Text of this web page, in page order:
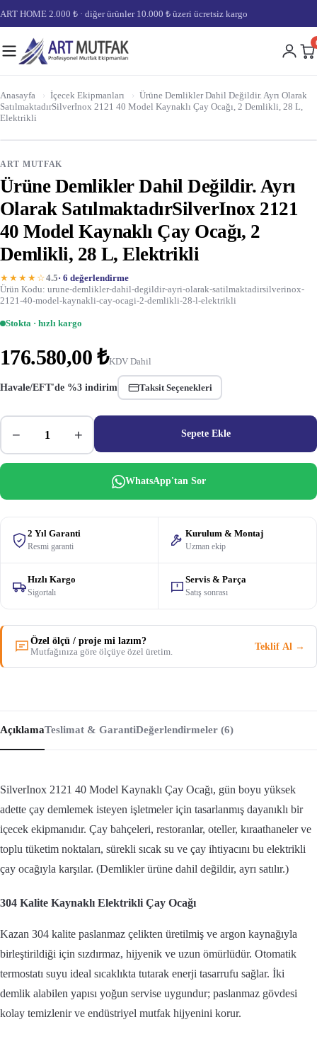
ART HOME 2.000 ₺ · diğer ürünler 10.000 ₺ üzeri ücretsiz kargo
Anasayfa › İçecek Ekipmanları › Ürüne Demlikler Dahil Değildir. Ayrı Olarak
SatılmaktadırSilverInox 2121 40 Model Kaynaklı Çay Ocağı, 2 Demlikli, 28 L,
Elektrikli
ART MUTFAK
Ürüne Demlikler Dahil Değildir. Ayrı
Olarak SatılmaktadırSilverInox 2121
40 Model Kaynaklı Çay Ocağı, 2
Demlikli, 28 L, Elektrikli
★★★★☆4.5· 6 değerlendirme
Ürün Kodu: urune-demlikler-dahil-degildir-ayri-olarak-satilmaktadirsilverinox-
2121-40-model-kaynakli-cay-ocagi-2-demlikli-28-l-elektrikli
Stokta · hızlı kargo
176.580,00 ₺KDV Dahil
Havale/EFT'de %3 indirim Taksit Seçenekleri
− + Sepete Ekle
WhatsApp'tan Sor
2 Yıl Garanti
Resmi garanti
Kurulum & Montaj
Uzman ekip
Hızlı Kargo
Sigortalı
Servis & Parça
Satış sonrası
Özel ölçü / proje mi lazım?
Mutfağınıza göre ölçüye özel üretim.
Teklif Al →
AçıklamaTeslimat & GarantiDeğerlendirmeler (6)
SilverInox 2121 40 Model Kaynaklı Çay Ocağı, gün boyu yüksek
adette çay demlemek isteyen işletmeler için tasarlanmış dayanıklı bir
içecek ekipmanıdır. Çay bahçeleri, restoranlar, oteller, kıraathaneler ve
toplu tüketim noktaları, sürekli sıcak su ve çay ihtiyacını bu elektrikli
çay ocağıyla karşılar. (Demlikler ürüne dahil değildir, ayrı satılır.)
304 Kalite Kaynaklı Elektrikli Çay Ocağı
Kazan 304 kalite paslanmaz çelikten üretilmiş ve argon kaynağıyla
birleştirildiği için sızdırmaz, hijyenik ve uzun ömürlüdür. Otomatik
termostatı suyu ideal sıcaklıkta tutarak enerji tasarrufu sağlar. İki
demlik alabilen yapısı yoğun servise uygundur; paslanmaz gövdesi
kolay temizlenir ve endüstriyel mutfak hijyenini korur.